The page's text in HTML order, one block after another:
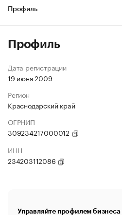
Профиль
Профиль
Дата регистрации
19 июня 2009
Регион
Краснодарский край
ОГРНИП
309234217000012
ИНН
234203112086
Управляйте профилем бизнеса